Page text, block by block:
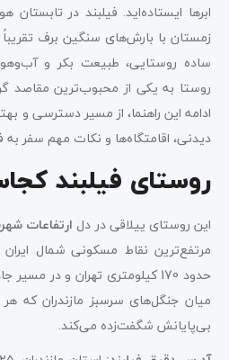
ابرها ایستاده‌اید. فیلبند در
زمستان با بارش‌های سنگین برف
ساده روستایی، طبیعت بکر و
روستا به یکی از محبوب‌ترین مقاصد
ادامه این راهنما، از مسیر دسترسی و
دیدنی، اقامتگاه‌ها و نکات مهم سفر به
روستای فیلبند
این روستای ییلاقی در دل ارتفاعات
مرتفع‌ترین نقاط مسکونی شمال
حدود 170 کیلومتری تهران و در
میان جنگل‌های سرسبز مازندران که
بی‌پایانش شگفت‌زده می‌کند.